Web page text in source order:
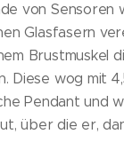
von Sensoren
Glasfasern
Brustmuskel
Diese wog mit
Pendant und
über die er,